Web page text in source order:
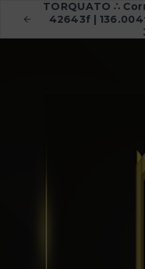
TORQUATO ∴
42643f |